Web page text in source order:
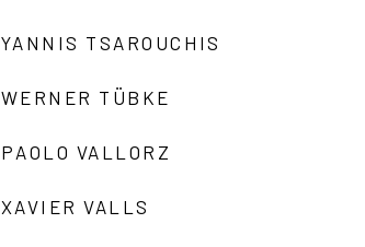
YANNIS TSAROUCHIS
WERNER TÜBKE
PAOLO VALLORZ
XAVIER VALLS